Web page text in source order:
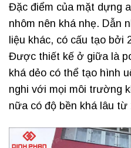
Đặc điểm của mặt dựng
nhôm nên khá nhẹ. Dẫn
liệu khác, có cấu tạo bởi
Được thiết kế ở giữa là
khá dẻo có thể tạo hình
nghi với mọi môi trường
nữa có độ bền khá lâu từ